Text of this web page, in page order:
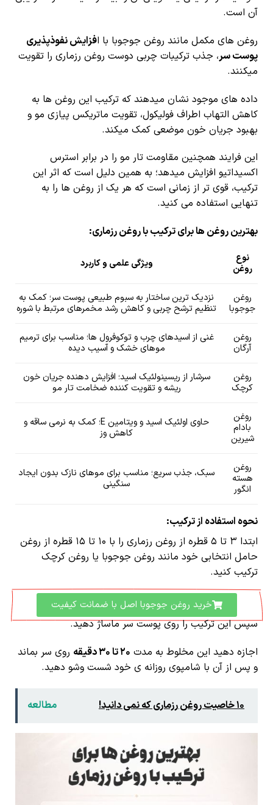
آن است.
روغن های مکمل مانند روغن جوجوبا با افزایش نفوذپذیری
پوست سر، جذب ترکیبات چربی دوست روغن رزماری را تقویت
میکنند.
داده های موجود نشان میدهند که ترکیب این روغن ها به
کاهش التهاب اطراف فولیکول، تقویت ماتریکس پیازی مو و
بهبود جریان خون موضعی کمک میکند.
این فرایند همچنین مقاومت تار مو را در برابر استرس
اکسیداتیو افزایش میدهد؛ به همین دلیل است که اثر این
ترکیب، قوی تر از زمانی است که هر یک از روغن ها را به
تنهایی استفاده می کنید.
بهترین روغن ها برای ترکیب با روغن رزماری:
نوع
روغن
ویژگی علمی و کاربرد
روغن
جوجوبا
نزدیک ترین ساختار به سبوم طبیعی پوست سر؛ کمک به
تنظیم ترشح چربی و کاهش رشد مخمرهای مرتبط با شوره
روغن
آرگان
غنی از اسیدهای چرب و توکوفرول ها؛ مناسب برای ترمیم
موهای خشک و آسیب دیده
روغن
کرچک
سرشار از ریسینولئیک اسید؛ افزایش دهنده جریان خون
ریشه و تقویت کننده ضخامت تار مو
روغن
بادام
شیرین
حاوی اولئیک اسید و ویتامین E؛ کمک به نرمی ساقه و
کاهش وز
روغن
هسته
انگور
سبک، جذب سریع؛ مناسب برای موهای نازک بدون ایجاد
سنگینی
نحوه استفاده از ترکیب:
ابتدا ۳ تا ۵ قطره از روغن رزماری را با ۱۰ تا ۱۵ قطره از روغن
حامل انتخابی خود مانند روغن جوجوبا یا روغن کرچک
ترکیب کنید.
خرید روغن جوجوبا اصل با ضمانت کیفیت
سپس این ترکیب را روی پوست سر ماساژ دهید.
اجازه دهید این مخلوط به مدت ۲۰ تا ۳۰ دقیقه
روی سر بماند
و پس از آن با شامپوی روزانه ی خود شست وشو دهید.
مطالعه 10 خاصیت روغن رزماری که نمی دانید!